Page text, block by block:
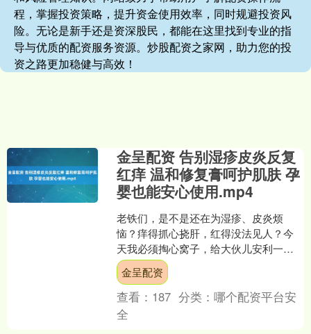
程，掌握投资策略，提升资金使用效率，同时规避投资风
险。无论是新手还是资深股民，都能在这里找到专业的指
导与优质的配资服务资源。炒股配资之家网，助力您的投
资之路更加稳健与高效！
金呈配资 告别湿疹皮炎反复
红痒 温和修复膏呵护肌肤 孕
婴也能安心使用.mp4
老铁们，是不是还在为湿疹、皮炎烦
恼？痒得抓心挠肝，红得没法见人？今
天我必须掏心窝子，给大伙儿安利一个
好东西——安罗邦，效果真的绝了！ 它
干的活儿很简单，就是温和....
金呈配资
查看： 187 分类：哪个配资平台安
全